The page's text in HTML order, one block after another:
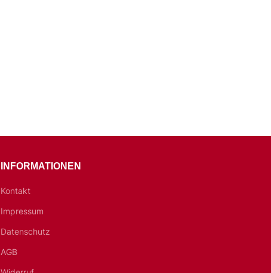
INFORMATIONEN
Kontakt
Impressum
Datenschutz
AGB